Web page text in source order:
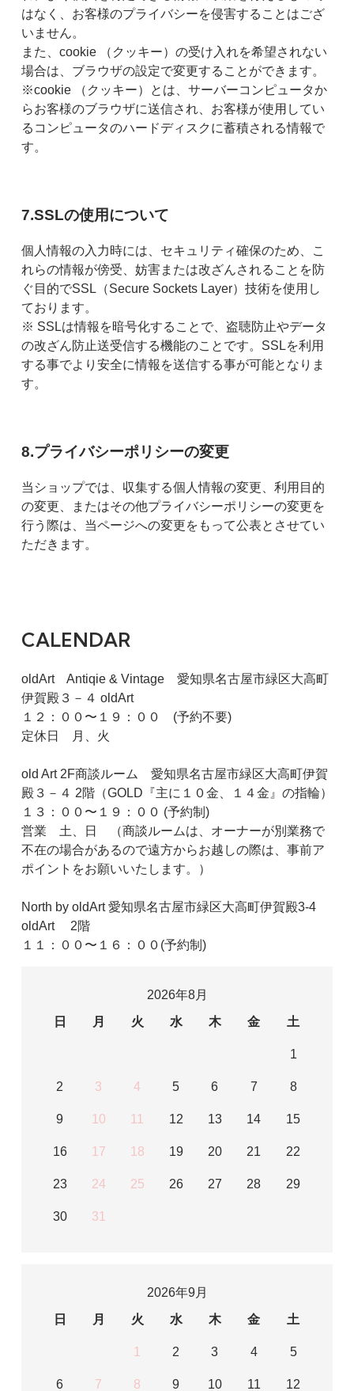
はなく、お客様のプライバシーを侵害することはござ
いません。
また、cookie （クッキー）の受け入れを希望されない
場合は、ブラウザの設定で変更することができます。
※cookie （クッキー）とは、サーバーコンピュータか
らお客様のブラウザに送信され、お客様が使用してい
るコンピュータのハードディスクに蓄積される情報で
す。
7.SSLの使用について
個人情報の入力時には、セキュリティ確保のため、こ
れらの情報が傍受、妨害または改ざんされることを防
ぐ目的でSSL（Secure Sockets Layer）技術を使用し
ております。
※ SSLは情報を暗号化することで、盗聴防止やデータ
の改ざん防止送受信する機能のことです。SSLを利用
する事でより安全に情報を送信する事が可能となりま
す。
8.プライバシーポリシーの変更
当ショップでは、収集する個人情報の変更、利用目的
の変更、またはその他プライバシーポリシーの変更を
行う際は、当ページへの変更をもって公表とさせてい
ただきます。
CALENDAR
oldArt Antiqie & Vintage 愛知県名古屋市緑区大高町
伊賀殿３－４ oldArt
１２：００〜１９：００ (予約不要)
定休日 月、火
old Art 2F商談ルーム 愛知県名古屋市緑区大高町伊賀
殿３－４ 2階（GOLD『主に１０金、１４金』の指輪）
１３：００〜１９：００ (予約制)
営業 土、日 （商談ルームは、オーナーが別業務で
不在の場合があるので遠方からお越しの際は、事前ア
ポイントをお願いいたします。）
North by oldArt 愛知県名古屋市緑区大高町伊賀殿3-4
oldArt 2階
１１：００〜１６：００(予約制)
2026年8月
日
月 火 水 木 金 土
1
2 3 4 5 6 7 8
9 10 11 12 13 14 15
16 17 18 19 20 21 22
23 24 25 26 27 28 29
30 31
2026年9月
日
月 火 水 木 金 土
1 2 3 4 5
6 7 8 9 10 11 12